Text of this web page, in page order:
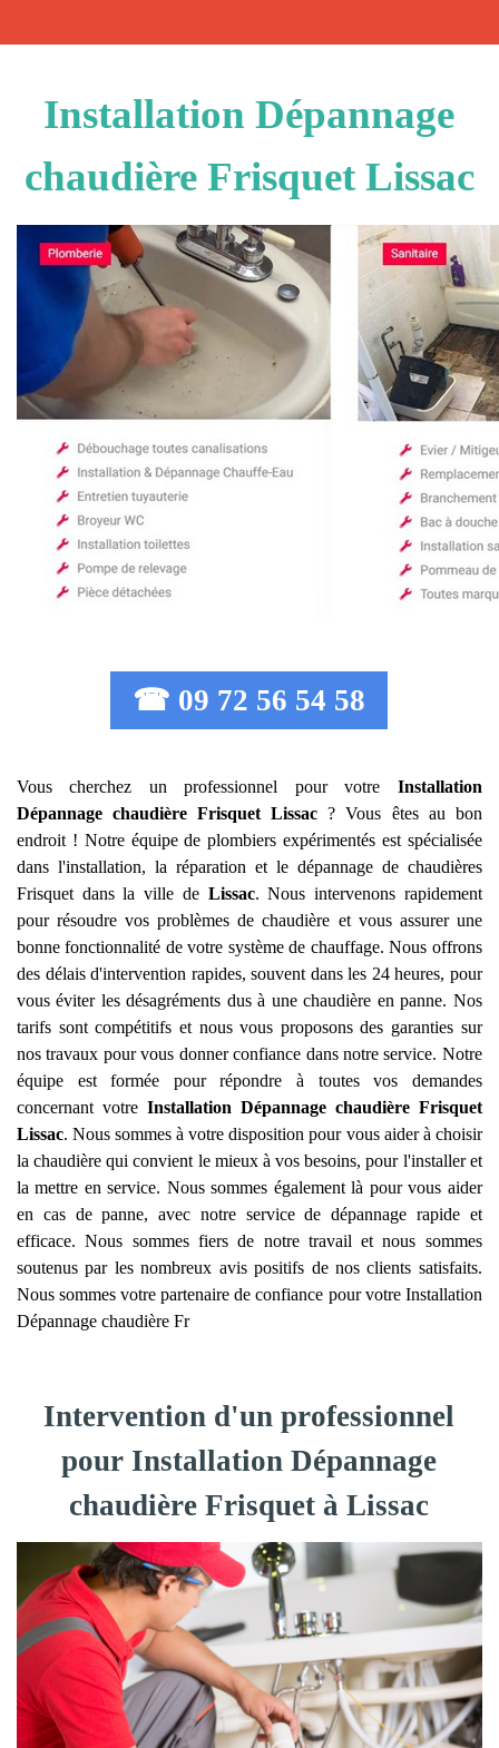
Installation Dépannage
chaudière Frisquet Lissac
☎ 09 72 56 54 58
Vous cherchez un professionnel pour votre Installation
Dépannage chaudière Frisquet Lissac ? Vous êtes au bon
endroit ! Notre équipe de plombiers expérimentés est spécialisée
dans l'installation, la réparation et le dépannage de chaudières
Frisquet dans la ville de Lissac. Nous intervenons rapidement
pour résoudre vos problèmes de chaudière et vous assurer une
bonne fonctionnalité de votre système de chauffage. Nous offrons
des délais d'intervention rapides, souvent dans les 24 heures, pour
vous éviter les désagréments dus à une chaudière en panne. Nos
tarifs sont compétitifs et nous vous proposons des garanties sur
nos travaux pour vous donner confiance dans notre service. Notre
équipe est formée pour répondre à toutes vos demandes
concernant votre Installation Dépannage chaudière Frisquet
Lissac. Nous sommes à votre disposition pour vous aider à choisir
la chaudière qui convient le mieux à vos besoins, pour l'installer et
la mettre en service. Nous sommes également là pour vous aider
en cas de panne, avec notre service de dépannage rapide et
efficace. Nous sommes fiers de notre travail et nous sommes
soutenus par les nombreux avis positifs de nos clients satisfaits.
Nous sommes votre partenaire de confiance pour votre Installation
Dépannage chaudière Fr
Intervention d'un professionnel
pour Installation Dépannage
chaudière Frisquet à Lissac